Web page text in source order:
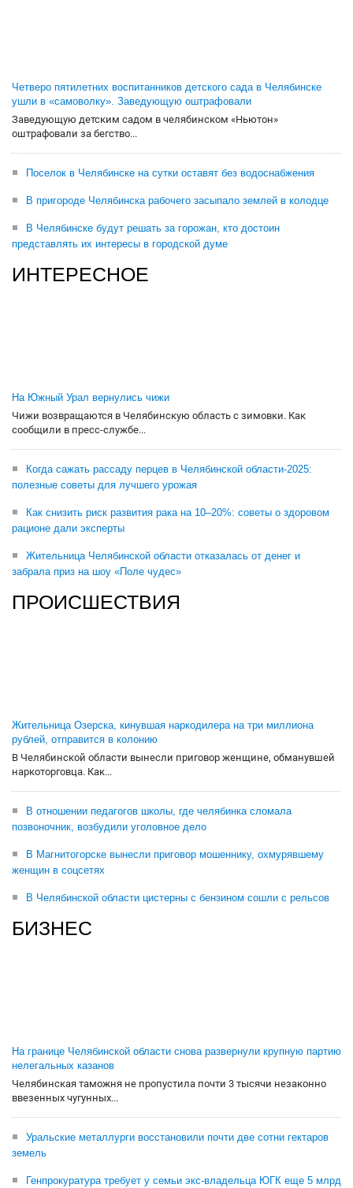
Четверо пятилетних воспитанников детского сада в Челябинске
ушли в «самоволку». Заведующую оштрафовали
Заведующую детским садом в челябинском «Ньютон»
оштрафовали за бегство...
Поселок в Челябинске на сутки оставят без водоснабжения
В пригороде Челябинска рабочего засыпало землей в колодце
В Челябинске будут решать за горожан, кто достоин
представлять их интересы в городской думе
ИНТЕРЕСНОЕ
На Южный Урал вернулись чижи
Чижи возвращаются в Челябинскую область с зимовки. Как
сообщили в пресс-службе...
Когда сажать рассаду перцев в Челябинской области-2025:
полезные советы для лучшего урожая
Как снизить риск развития рака на 10–20%: советы о здоровом
рационе дали эксперты
Жительница Челябинской области отказалась от денег и
забрала приз на шоу «Поле чудес»
ПРОИСШЕСТВИЯ
Жительница Озерска, кинувшая наркодилера на три миллиона
рублей, отправится в колонию
В Челябинской области вынесли приговор женщине, обманувшей
наркоторговца. Как...
В отношении педагогов школы, где челябинка сломала
позвоночник, возбудили уголовное дело
В Магнитогорске вынесли приговор мошеннику, охмурявшему
женщин в соцсетях
В Челябинской области цистерны с бензином сошли с рельсов
БИЗНЕС
На границе Челябинской области снова развернули крупную партию
нелегальных казанов
Челябинская таможня не пропустила почти 3 тысячи незаконно
ввезенных чугунных...
Уральские металлурги восстановили почти две сотни гектаров
земель
Генпрокуратура требует у семьи экс-владельца ЮГК еще 5 млрд